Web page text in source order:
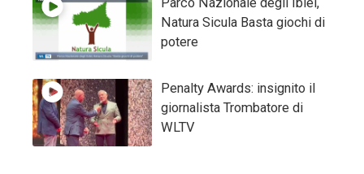
Natura Sicula Basta giochi di
potere
Penalty Awards: insignito il
giornalista Trombatore di
WLTV